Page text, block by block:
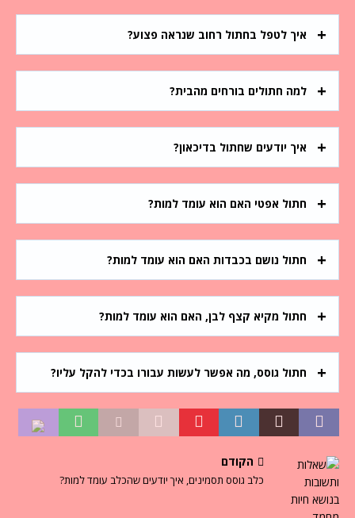
איך לטפל בחתול רחוב שנראה פצוע?
למה חתולים בורחים מהבית?
איך יודעים שחתול בדיכאון?
חתול אפטי האם הוא עומד למות?
חתול נושם בכבדות האם הוא עומד למות?
חתול מקיא קצף לבן, האם הוא עומד למות?
חתול גוסס, מה אפשר לעשות עבורו בכדי להקל עליו?
הקודם
כלב גוסס תסמינים, איך יודעים שהכלב עומד למות?